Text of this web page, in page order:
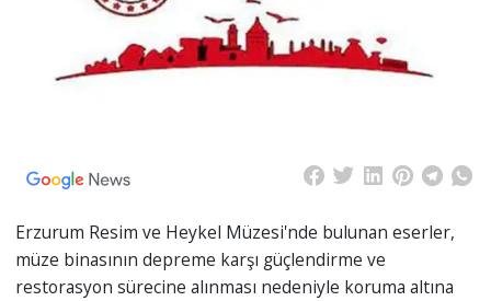
Erzurum Resim ve Heykel Müzesi'nde bulunan eserler,
müze binasının depreme karşı güçlendirme ve
restorasyon sürecine alınması nedeniyle koruma altına